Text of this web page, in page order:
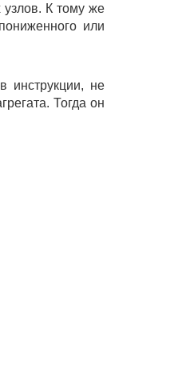
узлов. К тому же
или
инструкции, не
Тогда он